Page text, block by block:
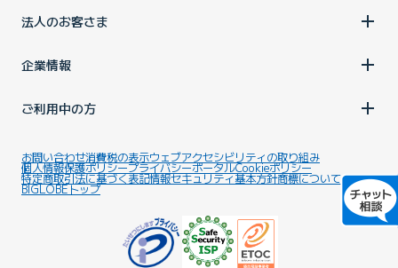
法人のお客さま
企業情報
ご利用中の方
お問い合わせ消費税の表示ウェブアクセシビリティの取り組み
個人情報保護ポリシープライバシーポータルCookieポリシー
特定商取引法に基づく表記情報セキュリティ基本方針商標について
BIGLOBEトップ